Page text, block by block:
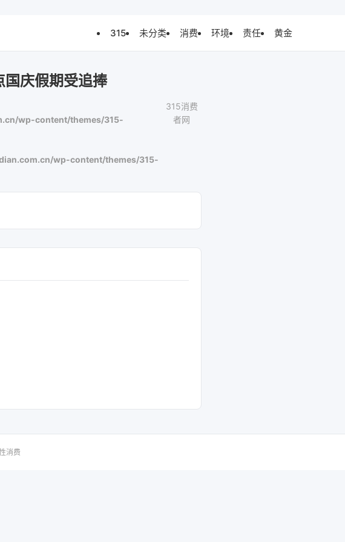
315 未分类 消费 环境 责任 黄金
国庆假期受追捧
wp-content/themes/315-
wp-content/themes/315-
315消费
者网
消费